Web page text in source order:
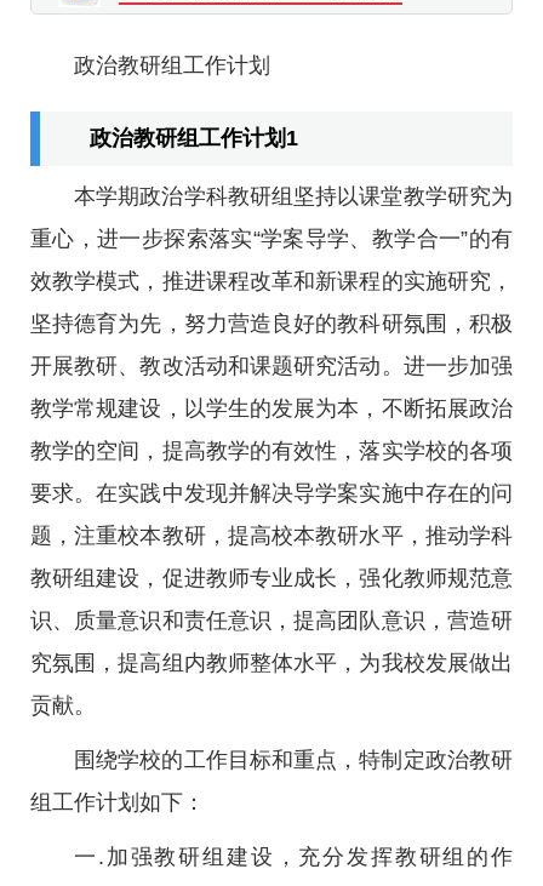
政治教研组工作计划
政治教研组工作计划1
本学期政治学科教研组坚持以课堂教学研究为
重心，进一步探索落实“学案导学、教学合一”的有
效教学模式，推进课程改革和新课程的实施研究，
坚持德育为先，努力营造良好的教科研氛围，积极
开展教研、教改活动和课题研究活动。进一步加强
教学常规建设，以学生的发展为本，不断拓展政治
教学的空间，提高教学的有效性，落实学校的各项
要求。在实践中发现并解决导学案实施中存在的问
题，注重校本教研，提高校本教研水平，推动学科
教研组建设，促进教师专业成长，强化教师规范意
识、质量意识和责任意识，提高团队意识，营造研
究氛围，提高组内教师整体水平，为我校发展做出
贡献。
围绕学校的工作目标和重点，特制定政治教研
组工作计划如下：
一.加强教研组建设，充分发挥教研组的作